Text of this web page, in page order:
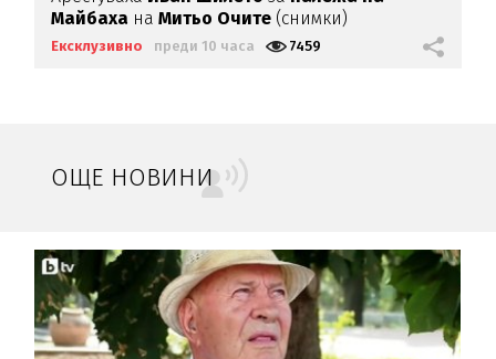
Майбаха наМитьо Очите (снимки)
Ексклузивно преди 10 часа 7459
ОЩЕ НОВИНИ